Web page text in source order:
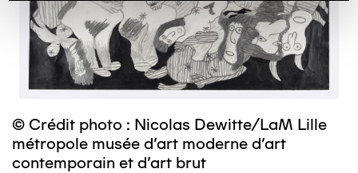
© Crédit photo : Nicolas Dewitte/LaM Lille
métropole musée d’art moderne d’art
contemporain et d’art brut